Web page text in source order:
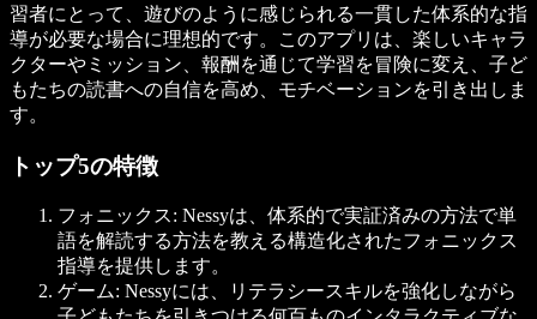
習者にとって、遊びのように感じられる一貫した体系的な指
導が必要な場合に理想的です。このアプリは、楽しいキャラ
クターやミッション、報酬を通じて学習を冒険に変え、子ど
もたちの読書への自信を高め、モチベーションを引き出しま
す。
トップ5の特徴
フォニックス: Nessyは、体系的で実証済みの方法で単
語を解読する方法を教える構造化されたフォニックス
指導を提供します。
ゲーム: Nessyには、リテラシースキルを強化しながら